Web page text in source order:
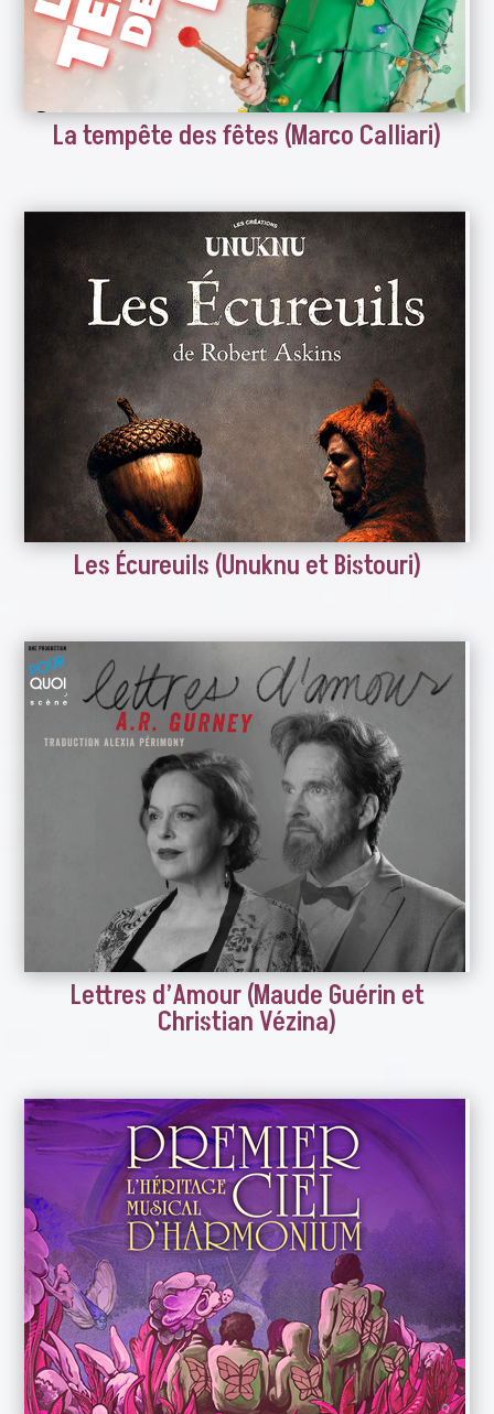
La tempête des fêtes (Marco Calliari)
Les Écureuils (Unuknu et Bistouri)
Lettres d’Amour (Maude Guérin et
Christian Vézina)